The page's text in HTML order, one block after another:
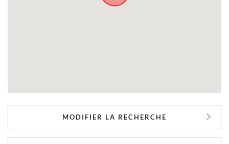
MODIFIER LA RECHERCHE